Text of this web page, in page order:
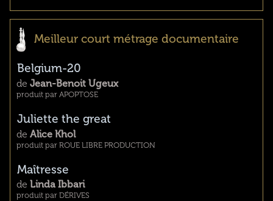
Meilleur court métrage documentaire
Belgium-20
de Jean-Benoit Ugeux
produit par APOPTOSE
Juliette the great
de Alice Khol
produit par ROUE LIBRE PRODUCTION
Maîtresse
de Linda Ibbari
produit par DÉRIVES